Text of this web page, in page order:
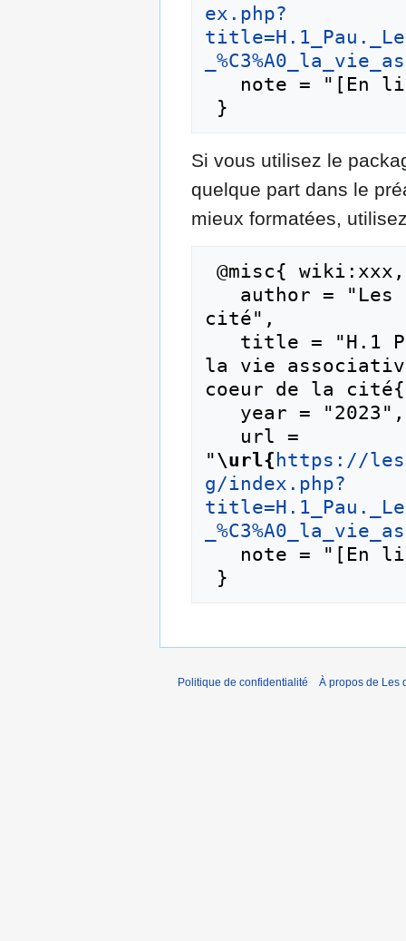
ex.php?
Si vous utilisez le
quelque part dans le
mieux formatées,
cité",
la vie
coeur de la
"\url{ https://
g/index.php?
Politique de confidentialité À propos de Les